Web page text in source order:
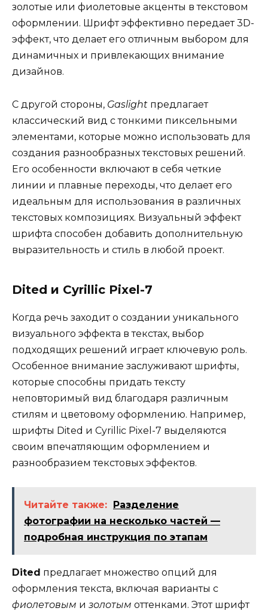
золотые или фиолетовые акценты в текстовом
оформлении. Шрифт эффективно передает 3D-
эффект, что делает его отличным выбором для
динамичных и привлекающих внимание
дизайнов.
С другой стороны, Gaslight предлагает
классический вид с тонкими пиксельными
элементами, которые можно использовать для
создания разнообразных текстовых решений.
Его особенности включают в себя четкие
линии и плавные переходы, что делает его
идеальным для использования в различных
текстовых композициях. Визуальный эффект
шрифта способен добавить дополнительную
выразительность и стиль в любой проект.
Dited и Cyrillic Pixel-7
Когда речь заходит о создании уникального
визуального эффекта в текстах, выбор
подходящих решений играет ключевую роль.
Особенное внимание заслуживают шрифты,
которые способны придать тексту
неповторимый вид благодаря различным
стилям и цветовому оформлению. Например,
шрифты Dited и Cyrillic Pixel-7 выделяются
своим впечатляющим оформлением и
разнообразием текстовых эффектов.
Читайте также: Разделение
фотографии на несколько частей —
подробная инструкция по этапам
Dited предлагает множество опций для
оформления текста, включая варианты с
фиолетовым и золотым оттенками. Этот шрифт